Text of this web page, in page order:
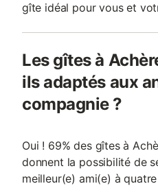
gîte idéal pour vous et
Les gîtes à
ils adaptés aux
compagnie ?
Oui ! 69% des gîtes à
donnent la possibilité de
meilleur(e) ami(e) à